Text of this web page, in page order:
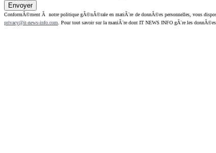
ConformÃ©ment Ã notre politique gÃ©nÃ©rale en matiÃ¨re de donnÃ©es personnelles, vous
privacy@it-news-info.com . Pour tout savoir sur la maniÃ¨re dont IT NEWS INFO gÃ¨re les